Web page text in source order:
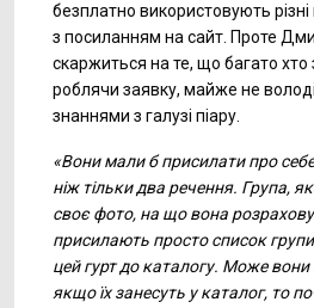
безплатно використовують
з посиланням на сайт. Проте
скаржиться на те, що багато хто
роблячи заявку, майже не
знаннями з галузі піару.
«Вони мали б присилати про
ніж тільки два речення. Група,
своє фото, на що вона
присилають просто список
цей гурт до каталогу. Може
якщо їх занесуть у каталог, то